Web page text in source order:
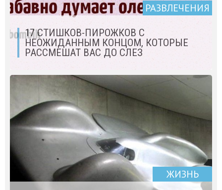
РАЗВЛЕЧЕНИЯ
17 СТИШКОВ-ПИРОЖКОВ С
НЕОЖИДАННЫМ КОНЦОМ, КОТОРЫЕ
РАССМЕШАТ ВАС ДО СЛЕЗ
ЖИЗНЬ